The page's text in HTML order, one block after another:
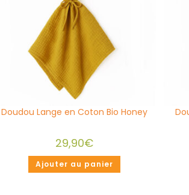
Doudou Lange en Coton Bio Honey
29,90€
Ajouter au panier